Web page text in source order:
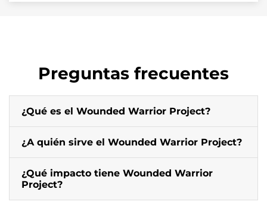
Preguntas frecuentes
¿Qué es el Wounded Warrior Project?
¿A quién sirve el Wounded Warrior Project?
¿Qué impacto tiene Wounded Warrior
Project?